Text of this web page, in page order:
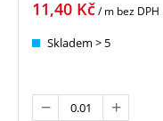
11,40 Kč/ m bez DPH
Skladem > 5